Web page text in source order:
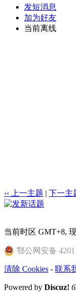
发短消息
加为好友
当前离线
‹‹ 上一主题 | 下一主
当前时区 GMT+8,
鄂公网安备
清除 Cookies - 联系
Powered by Discuz!